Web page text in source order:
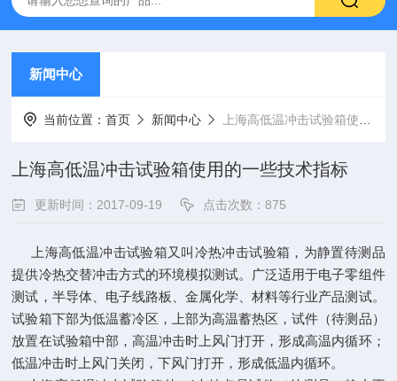
新闻中心
当前位置：首页 新闻中心 上海高低温冲击试验箱使用的一些技术指标
上海高低温冲击试验箱使用的一些技术指标
更新时间：2017-09-19 点击次数：875
上海高低温冲击试验箱又叫冷热冲击试验箱，为静置待测品
提供冷热交替冲击方式的环境模拟测试。广泛适用于电子零组件
测试，半导体、电子线路板、金属化学、材料等行业产品测试。
试验箱下部为低温蓄冷区，上部为高温蓄热区，试件（待测品）
放置在试验箱中部，高温冲击时上风门打开，形成高温内循环；
低温冲击时上风门关闭，下风门打开，形成低温内循环。